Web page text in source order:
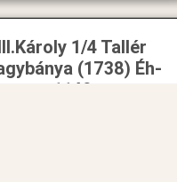
1/4 Tallér
(1738) Éh-
1149